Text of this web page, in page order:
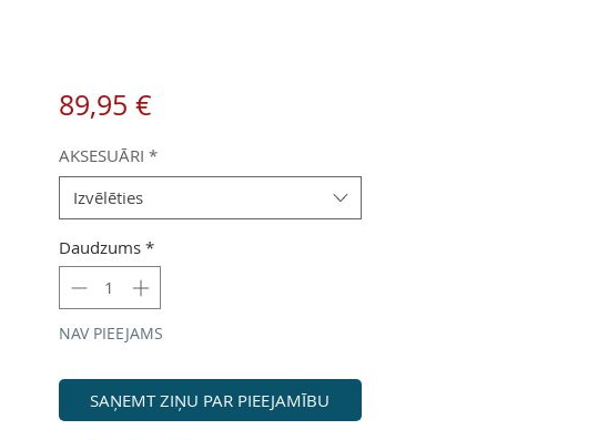
89,95 €Cena
AKSESUĀRI *
Izvēlēties
Daudzums *
NAV PIEEJAMS
SAŅEMT ZIŅU PAR PIEEJAMĪBU